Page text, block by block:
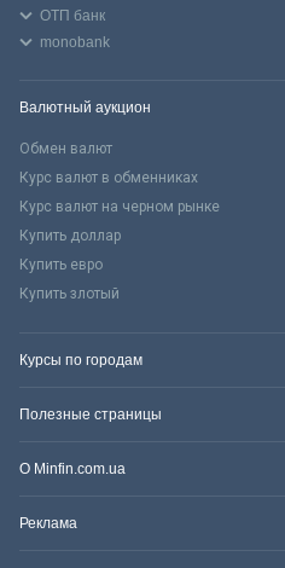
ОТП банк
monobank
Валютный аукцион
Обмен валют
Курс валют в обменниках
Курс валют на черном рынке
Купить доллар
Купить евро
Купить злотый
Курсы по городам
Полезные страницы
О Minfin.com.ua
Реклама